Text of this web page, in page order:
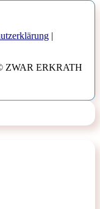
|
ZWAR ERKRATH